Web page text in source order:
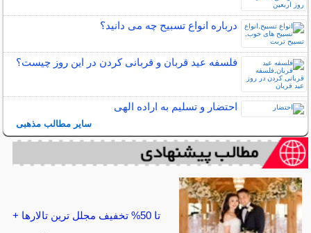
درباره انواع تسبیح چه می دانید؟
فلسفه عید قربان و قربانی کردن در این روز چیست؟
احتضار و تسلیم به اراده الهی
سایر مطالب مذهبی
تا 50% تخفیف مجلل ترین تالارها +